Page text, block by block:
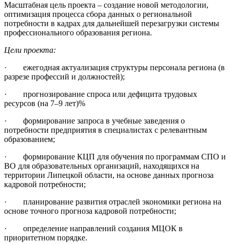
Масштабная цель проекта – создание новой методологии,
оптимизация процесса сбора данных о региональной
потребности в кадрах для дальнейшей перезагрузки системы
профессионального образования региона.
Цели проекта:
· ежегодная актуализация структуры персонала региона (в
разрезе профессий и должностей);
· прогнозирование спроса или дефицита трудовых
ресурсов (на 7–9 лет)%
· формирование запроса в учебные заведения о
потребности предприятия в специалистах с релевантным
образованием;
· формирование КЦП для обучения по программам СПО и
ВО для образовательных организаций, находящихся на
территории Липецкой области, на основе данных прогноза
кадровой потребности;
· планирование развития отраслей экономики региона на
основе точного прогноза кадровой потребности;
· определение направлений создания МЦОК в
приоритетном порядке.